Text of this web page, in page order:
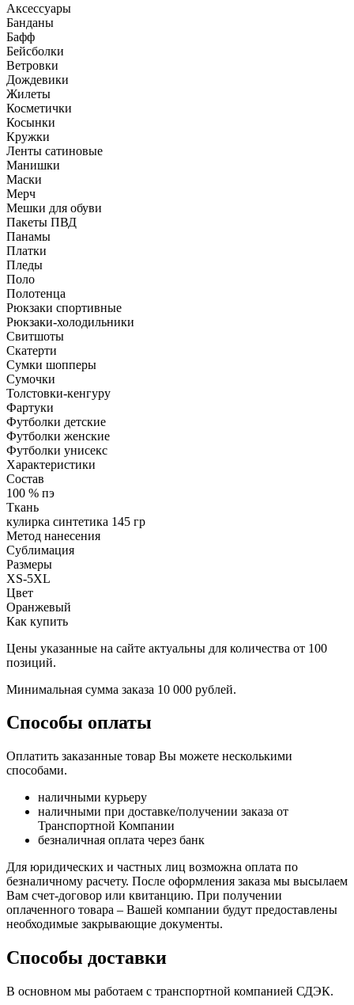
Аксессуары
Банданы
Бафф
Бейсболки
Ветровки
Дождевики
Жилеты
Косметички
Косынки
Кружки
Ленты сатиновые
Манишки
Маски
Мерч
Мешки для обуви
Пакеты ПВД
Панамы
Платки
Пледы
Поло
Полотенца
Рюкзаки спортивные
Рюкзаки-холодильники
Свитшоты
Скатерти
Сумки шопперы
Сумочки
Толстовки-кенгуру
Фартуки
Футболки детские
Футболки женские
Футболки унисекс
Характеристики
Состав
100 % пэ
Ткань
кулирка синтетика 145 гр
Метод нанесения
Сублимация
Размеры
XS-5XL
Цвет
Оранжевый
Как купить
Цены указанные на сайте актуальны для количества от 100
позиций.
Минимальная сумма заказа 10 000 рублей.
Способы оплаты
Оплатить заказанные товар Вы можете несколькими
способами.
наличными курьеру
наличными при доставке/получении заказа от
Транспортной Компании
безналичная оплата через банк
Для юридических и частных лиц возможна оплата по
безналичному расчету. После оформления заказа мы высылаем
Вам счет-договор или квитанцию. При получении
оплаченного товара – Вашей компании будут предоставлены
необходимые закрывающие документы.
Способы доставки
В основном мы работаем с транспортной компанией СДЭК.